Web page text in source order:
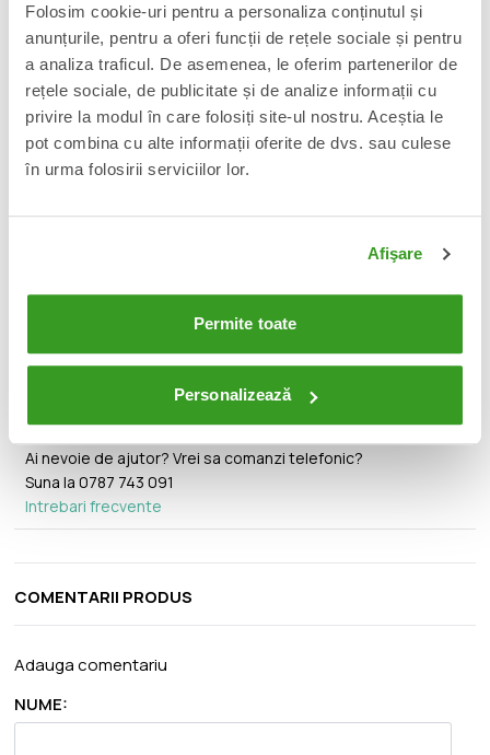
Folosim cookie-uri pentru a personaliza conținutul și
anunțurile, pentru a oferi funcții de rețele sociale și pentru
a analiza traficul. De asemenea, le oferim partenerilor de
rețele sociale, de publicitate și de analize informații cu
privire la modul în care folosiți site-ul nostru. Aceștia le
pot combina cu alte informații oferite de dvs. sau culese
în urma folosirii serviciilor lor.
Afişare
Permite toate
Personalizează
DESCRIERE
From Funko's popular 'POP!' series comes this cool vinyl figure. It
stands approx. 9 cm tall and comes in a window box packaging.
📦Acest produs este nou, sigilat si livrat in ambalajul
original al producatorului.
🔄 Orice produs poate fi returnat in 14 zile calendaristice
🚚 Transport gratuit pentru comenzi mai mari de 350 lei.
Ai nevoie de ajutor? Vrei sa comanzi telefonic?
Suna la0787 743 091
Intrebari frecvente
COMENTARII PRODUS
Adauga comentariu
NUME: